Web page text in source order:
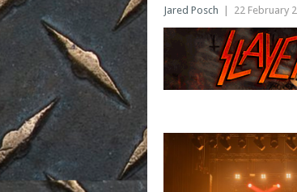
Jared Posch 22 February